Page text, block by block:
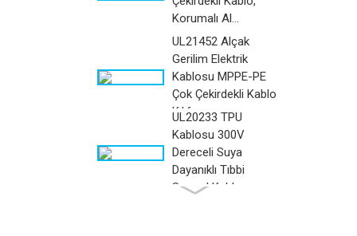
Korumalı Al...
UL21452 Alçak
Gerilim Elektrik
Kablosu MPPE-PE
Çok Çekirdekli Kablo
Kılıfı...
UL20233 TPU
Kablosu 300V
Dereceli Suya
Dayanıklı Tıbbi
Sarmal Kablo ...
UL20280 Çok İletkenli